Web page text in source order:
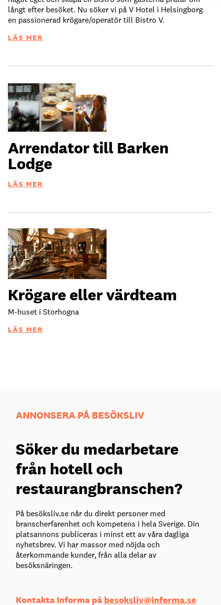
långt efter besöket. Nu söker vi på V Hotel i Helsingborg
en passionerad krögare/operatör till Bistro V.
LÄS MER
Arrendator till Barken
Lodge
LÄS MER
Krögare eller värdteam
M-huset i Storhogna
LÄS MER
ANNONSERA PÅ BESÖKSLIV
Söker du medarbetare
från hotell och
restaurangbranschen?
På besöksliv.se når du direkt personer med
branscherfarenhet och kompetens i hela Sverige. Din
platsannons publiceras i minst ett av våra dagliga
nyhetsbrev. Vi har massor med nöjda och
återkommande kunder, från alla delar av
besöksnäringen.
Kontakta Informa på besoksliv@informa.se